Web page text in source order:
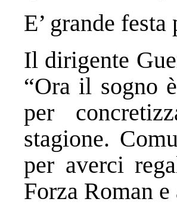
E’ grande
Il dirigente
“Ora il sogno
per
stagione.
per averci
Forza Roman